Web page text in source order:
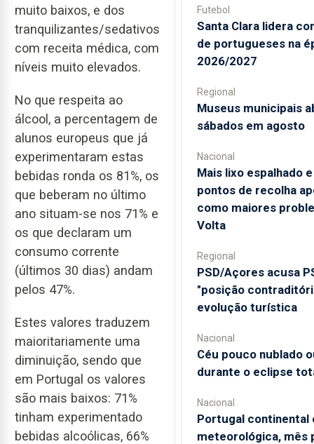
muito baixos, e dos
tranquilizantes/sedativos
com receita médica, com
níveis muito elevados.
No que respeita ao
álcool, a percentagem de
alunos europeus que já
experimentaram estas
bebidas ronda os 81%, os
que beberam no último
ano situam-se nos 71% e
os que declaram um
consumo corrente
(últimos 30 dias) andam
pelos 47%.
Estes valores traduzem
maioritariamente uma
diminuição, sendo que
em Portugal os valores
são mais baixos: 71%
tinham experimentado
bebidas alcoólicas, 66%
Futebol
Santa Clara lidera
de portugueses na
2026/2027
Regional
Museus municipais
sábados em agosto
Nacional
Mais lixo espalhado
pontos de recolha
como maiores
Volta
Regional
PSD/Açores acusa
"posição
evolução turística
Nacional
Céu pouco nublado
durante o eclipse
Nacional
Portugal continental
meteorológica, mês